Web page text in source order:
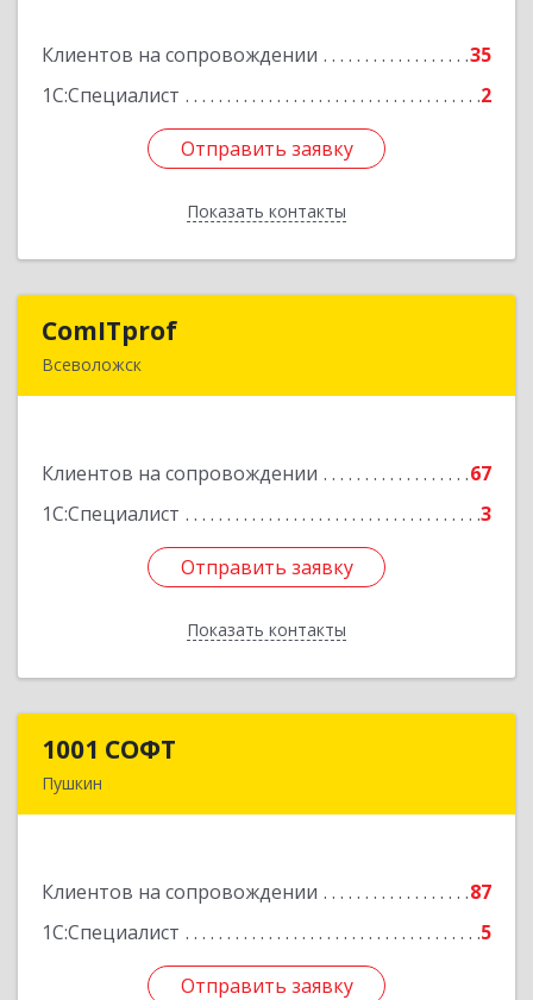
Клиентов на сопровождении
35
1С:Специалист
2
Отправить заявку
Показать контакты
Подробнее
Отправить заявку
Назад
ComITprof
Всеволожск
Клиентов на сопровождении
67
1С:Специалист
3
Отправить заявку
Показать контакты
Подробнее
Отправить заявку
Назад
1001 СОФТ
Пушкин
Клиентов на сопровождении
87
1С:Специалист
5
Отправить заявку
Подробнее
Отправить заявку